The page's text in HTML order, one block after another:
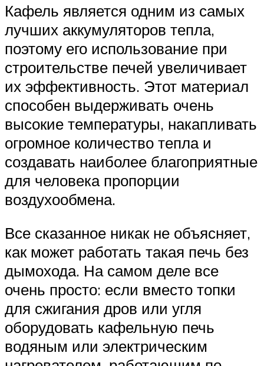
Кафель является одним из самых
лучших аккумуляторов тепла,
поэтому его использование при
строительстве печей увеличивает
их эффективность. Этот материал
способен выдерживать очень
высокие температуры, накапливать
огромное количество тепла и
создавать наиболее благоприятные
для человека пропорции
воздухообмена.
Все сказанное никак не объясняет,
как может работать такая печь без
дымохода. На самом деле все
очень просто: если вместо топки
для сжигания дров или угля
оборудовать кафельную печь
водяным или электрическим